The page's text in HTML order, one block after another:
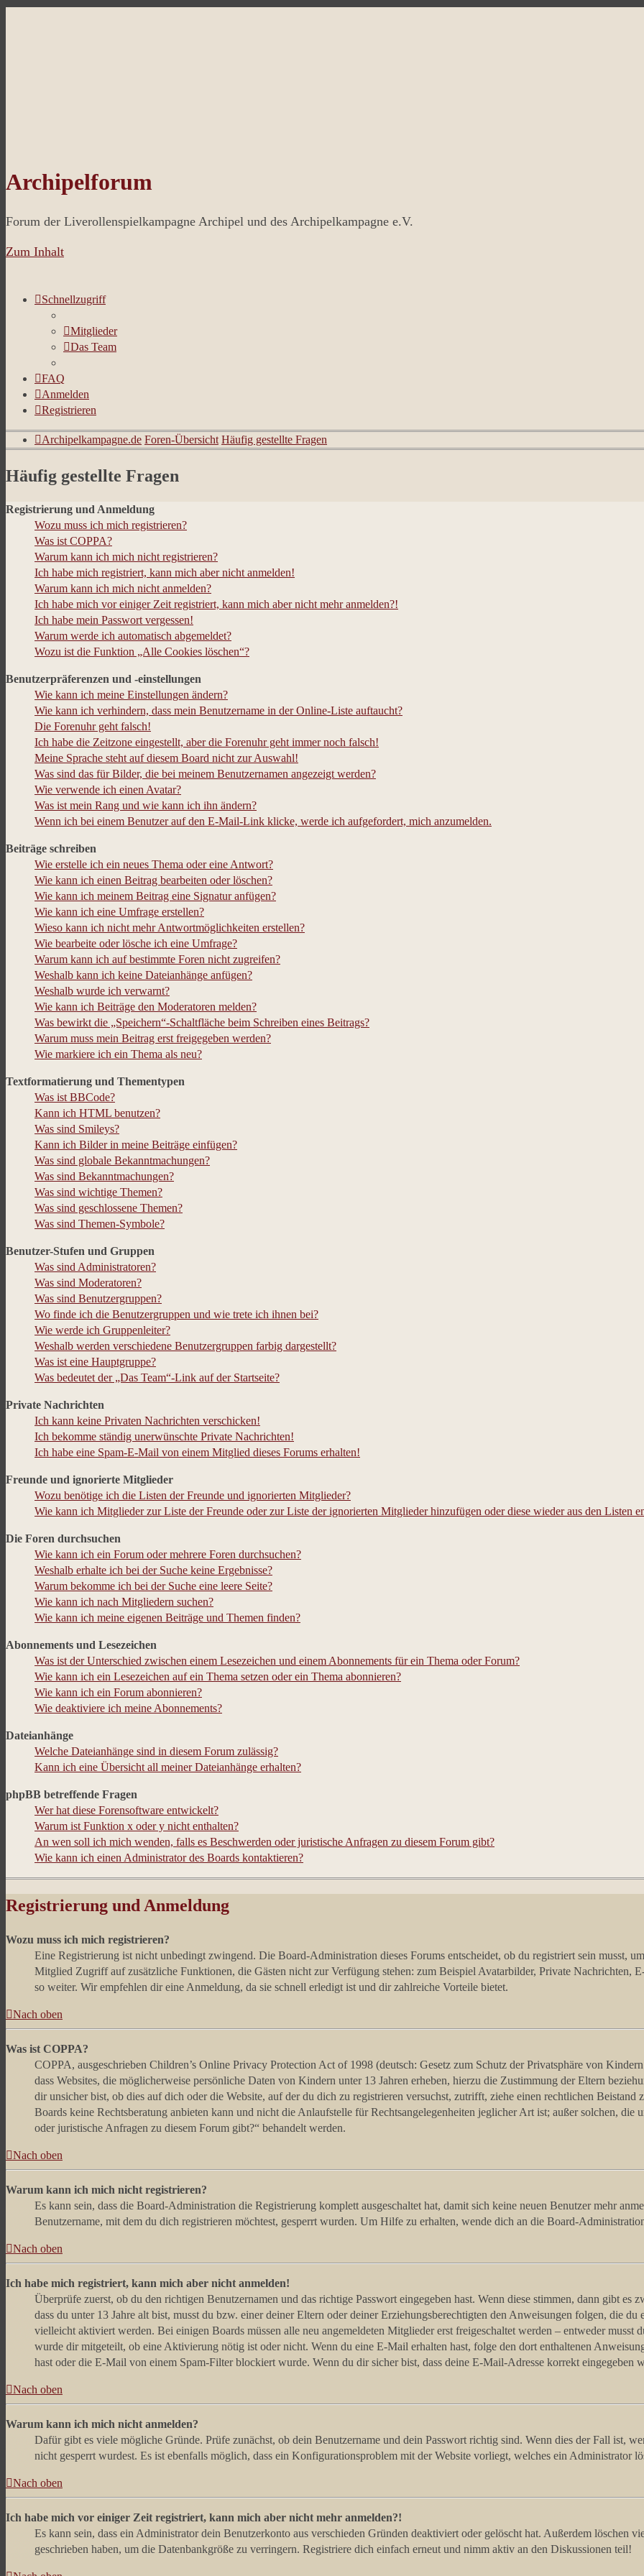
Archipelforum
Forum der Liverollenspielkampagne Archipel und des Archipelkampagne e.V.
Zum Inhalt
Schnellzugriff
Mitglieder
Das Team
FAQ
Anmelden
Registrieren
Archipelkampagne.de Foren-Übersicht Häufig gestellte Fragen
Häufig gestellte Fragen
Registrierung und Anmeldung
Wozu muss ich mich registrieren?
Was ist COPPA?
Warum kann ich mich nicht registrieren?
Ich habe mich registriert, kann mich aber nicht anmelden!
Warum kann ich mich nicht anmelden?
Ich habe mich vor einiger Zeit registriert, kann mich aber nicht mehr anmelden?!
Ich habe mein Passwort vergessen!
Warum werde ich automatisch abgemeldet?
Wozu ist die Funktion „Alle Cookies löschen“?
Benutzerpräferenzen und -einstellungen
Wie kann ich meine Einstellungen ändern?
Wie kann ich verhindern, dass mein Benutzername in der Online-Liste auftaucht?
Die Forenuhr geht falsch!
Ich habe die Zeitzone eingestellt, aber die Forenuhr geht immer noch falsch!
Meine Sprache steht auf diesem Board nicht zur Auswahl!
Was sind das für Bilder, die bei meinem Benutzernamen angezeigt werden?
Wie verwende ich einen Avatar?
Was ist mein Rang und wie kann ich ihn ändern?
Wenn ich bei einem Benutzer auf den E-Mail-Link klicke, werde ich aufgefordert, mich anzumelden.
Beiträge schreiben
Wie erstelle ich ein neues Thema oder eine Antwort?
Wie kann ich einen Beitrag bearbeiten oder löschen?
Wie kann ich meinem Beitrag eine Signatur anfügen?
Wie kann ich eine Umfrage erstellen?
Wieso kann ich nicht mehr Antwortmöglichkeiten erstellen?
Wie bearbeite oder lösche ich eine Umfrage?
Warum kann ich auf bestimmte Foren nicht zugreifen?
Weshalb kann ich keine Dateianhänge anfügen?
Weshalb wurde ich verwarnt?
Wie kann ich Beiträge den Moderatoren melden?
Was bewirkt die „Speichern“-Schaltfläche beim Schreiben eines Beitrags?
Warum muss mein Beitrag erst freigegeben werden?
Wie markiere ich ein Thema als neu?
Textformatierung und Thementypen
Was ist BBCode?
Kann ich HTML benutzen?
Was sind Smileys?
Kann ich Bilder in meine Beiträge einfügen?
Was sind globale Bekanntmachungen?
Was sind Bekanntmachungen?
Was sind wichtige Themen?
Was sind geschlossene Themen?
Was sind Themen-Symbole?
Benutzer-Stufen und Gruppen
Was sind Administratoren?
Was sind Moderatoren?
Was sind Benutzergruppen?
Wo finde ich die Benutzergruppen und wie trete ich ihnen bei?
Wie werde ich Gruppenleiter?
Weshalb werden verschiedene Benutzergruppen farbig dargestellt?
Was ist eine Hauptgruppe?
Was bedeutet der „Das Team“-Link auf der Startseite?
Private Nachrichten
Ich kann keine Privaten Nachrichten verschicken!
Ich bekomme ständig unerwünschte Private Nachrichten!
Ich habe eine Spam-E-Mail von einem Mitglied dieses Forums erhalten!
Freunde und ignorierte Mitglieder
Wozu benötige ich die Listen der Freunde und ignorierten Mitglieder?
Wie kann ich Mitglieder zur Liste der Freunde oder zur Liste der ignorierten Mitglieder hinzufügen oder diese wieder aus den Listen
Die Foren durchsuchen
Wie kann ich ein Forum oder mehrere Foren durchsuchen?
Weshalb erhalte ich bei der Suche keine Ergebnisse?
Warum bekomme ich bei der Suche eine leere Seite?
Wie kann ich nach Mitgliedern suchen?
Wie kann ich meine eigenen Beiträge und Themen finden?
Abonnements und Lesezeichen
Was ist der Unterschied zwischen einem Lesezeichen und einem Abonnements für ein Thema oder Forum?
Wie kann ich ein Lesezeichen auf ein Thema setzen oder ein Thema abonnieren?
Wie kann ich ein Forum abonnieren?
Wie deaktiviere ich meine Abonnements?
Dateianhänge
Welche Dateianhänge sind in diesem Forum zulässig?
Kann ich eine Übersicht all meiner Dateianhänge erhalten?
phpBB betreffende Fragen
Wer hat diese Forensoftware entwickelt?
Warum ist Funktion x oder y nicht enthalten?
An wen soll ich mich wenden, falls es Beschwerden oder juristische Anfragen zu diesem Forum gibt?
Wie kann ich einen Administrator des Boards kontaktieren?
Registrierung und Anmeldung
Wozu muss ich mich registrieren?
Eine Registrierung ist nicht unbedingt zwingend. Die Board-Administration dieses Forums entscheidet, ob du registriert sein musst,
Mitglied Zugriff auf zusätzliche Funktionen, die Gästen nicht zur Verfügung stehen: zum Beispiel Avatarbilder, Private Nachrichten,
so weiter. Wir empfehlen dir eine Anmeldung, da sie schnell erledigt ist und dir zahlreiche Vorteile bietet.
Nach oben
Was ist COPPA?
COPPA, ausgeschrieben Children’s Online Privacy Protection Act of 1998 (deutsch: Gesetz zum Schutz der Privatsphäre von
dass Websites, die möglicherweise persönliche Daten von Kindern unter 13 Jahren erheben, hierzu die Zustimmung der Eltern
dir unsicher bist, ob dies auf dich oder die Website, auf der du dich zu registrieren versuchst, zutrifft, ziehe einen rechtlichen
Boards keine Rechtsberatung anbieten kann und nicht die Anlaufstelle für Rechtsangelegenheiten jeglicher Art ist; außer solchen,
oder juristische Anfragen zu diesem Forum gibt?“ behandelt werden.
Nach oben
Warum kann ich mich nicht registrieren?
Es kann sein, dass die Board-Administration die Registrierung komplett ausgeschaltet hat, damit sich keine neuen Benutzer mehr
Benutzername, mit dem du dich registrieren möchtest, gesperrt wurden. Um Hilfe zu erhalten, wende dich an die Board-
Nach oben
Ich habe mich registriert, kann mich aber nicht anmelden!
Überprüfe zuerst, ob du den richtigen Benutzernamen und das richtige Passwort eingegeben hast. Wenn diese stimmen, dann gibt es
dass du unter 13 Jahre alt bist, musst du bzw. einer deiner Eltern oder deiner Erziehungsberechtigten den Anweisungen folgen, die
vielleicht aktiviert werden. Bei einigen Boards müssen alle neu angemeldeten Mitglieder erst freigeschaltet werden – entweder musst
wurde dir mitgeteilt, ob eine Aktivierung nötig ist oder nicht. Wenn du eine E-Mail erhalten hast, folge den dort enthaltenen
hast oder die E-Mail von einem Spam-Filter blockiert wurde. Wenn du dir sicher bist, dass deine E-Mail-Adresse korrekt eingegeben
Nach oben
Warum kann ich mich nicht anmelden?
Dafür gibt es viele mögliche Gründe. Prüfe zunächst, ob dein Benutzername und dein Passwort richtig sind. Wenn dies der Fall ist,
nicht gesperrt wurdest. Es ist ebenfalls möglich, dass ein Konfigurationsproblem mit der Website vorliegt, welches ein Administrator
Nach oben
Ich habe mich vor einiger Zeit registriert, kann mich aber nicht mehr anmelden?!
Es kann sein, dass ein Administrator dein Benutzerkonto aus verschieden Gründen deaktiviert oder gelöscht hat. Außerdem löschen
geschrieben haben, um die Datenbankgröße zu verringern. Registriere dich einfach erneut und nimm aktiv an den Diskussionen teil!